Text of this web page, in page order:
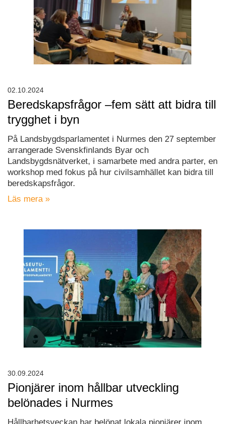
Beredskapsfrågor –fem sätt att bidra till
trygghet i byn
På Landsbygdsparlamentet i Nurmes den 27 september
arrangerade Svenskfinlands Byar och
Landsbygdsnätverket, i samarbete med andra parter, en
workshop med fokus på hur civilsamhället kan bidra till
beredskapsfrågor.
Läs mera »
02.10.2024
Pionjärer inom hållbar utveckling
belönades i Nurmes
30.09.2024